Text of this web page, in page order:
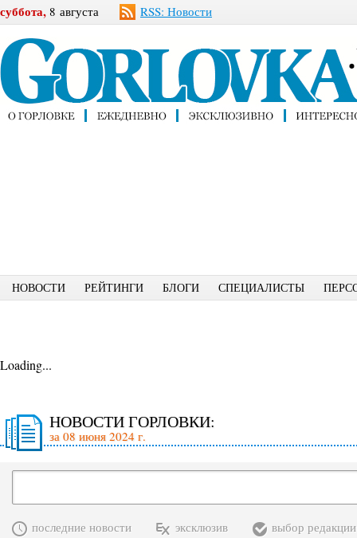
суббота, 8 августа RSS: Новости
НОВОСТИ РЕЙТИНГИ БЛОГИ СПЕЦИАЛИСТЫ
Loading...
НОВОСТИ ГОРЛОВКИ:
за 08 июня 2024 г.
последние новости эксклюзив выбор редакции